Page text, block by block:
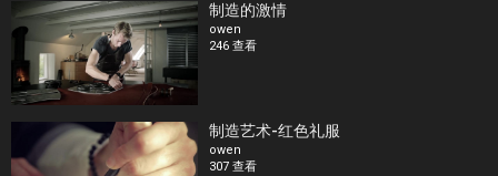
制造的激情
owen
246 查看
制造艺术-红色礼服
owen
307 查看